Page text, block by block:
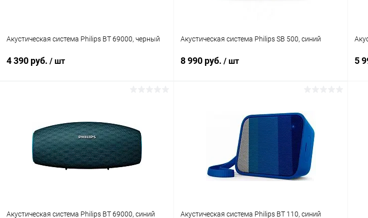
Акустическая система Philips BT 69000, черный
4 390 руб. / шт
К сравнению
В избранное Под заказ
Акустическая система Philips SB 500, синий
8 990 руб. / шт
К сравнению
В наличии
5
Акустическая система Philips BT 69000, синий Акустическая система Philips BT 110, синий